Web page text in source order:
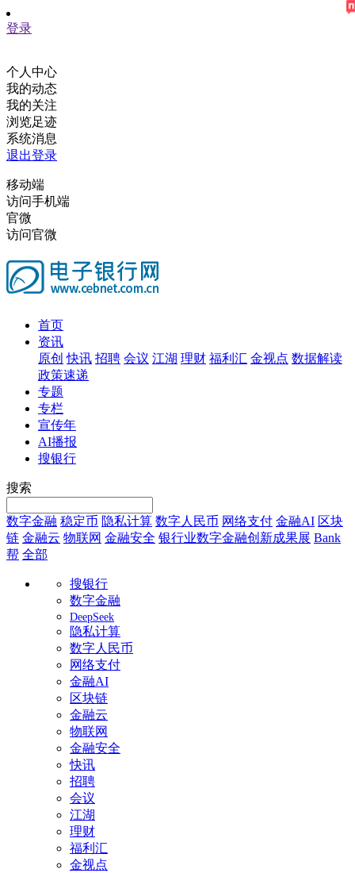
登录
个人中心
我的动态
我的关注
浏览足迹
系统消息
退出登录
移动端
访问手机端
官微
访问官微
首页
资讯
原创 快讯 招聘 会议 江湖 理财 福利汇 金视点 数据解读
政策速递
专题
专栏
宣传年
AI播报
搜银行
搜索
数字金融 稳定币 隐私计算 数字人民币 网络支付 金融AI 区块
链 金融云 物联网 金融安全 银行业数字金融创新成果展 Bank
帮 全部
搜银行
数字金融
DeepSeek
隐私计算
数字人民币
网络支付
金融AI
区块链
金融云
物联网
金融安全
快讯
招聘
会议
江湖
理财
福利汇
金视点